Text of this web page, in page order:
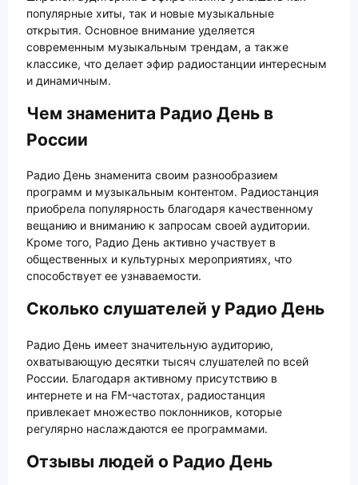
популярные хиты, так и новые музыкальные
открытия. Основное внимание уделяется
современным музыкальным трендам, а также
классике, что делает эфир радиостанции интересным
и динамичным.
Чем знаменита Радио День в
России
Радио День знаменита своим разнообразием
программ и музыкальным контентом. Радиостанция
приобрела популярность благодаря качественному
вещанию и вниманию к запросам своей аудитории.
Кроме того, Радио День активно участвует в
общественных и культурных мероприятиях, что
способствует ее узнаваемости.
Сколько слушателей у Радио День
Радио День имеет значительную аудиторию,
охватывающую десятки тысяч слушателей по всей
России. Благодаря активному присутствию в
интернете и на FM-частотах, радиостанция
привлекает множество поклонников, которые
регулярно наслаждаются ее программами.
Отзывы людей о Радио День